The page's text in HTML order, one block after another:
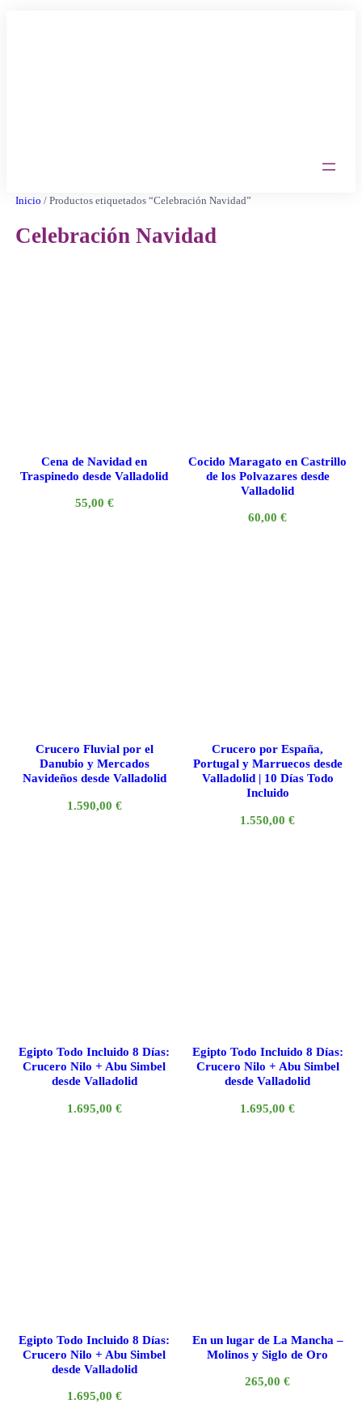
Inicio / Productos etiquetados “Celebración Navidad”
Celebración Navidad
Cena de Navidad en
Traspinedo desde Valladolid
55,00 €
Cocido Maragato en Castrillo
de los Polvazares desde
Valladolid
60,00€
Crucero Fluvial por el
Danubio y Mercados
Navideños desde Valladolid
1.590,00 €
Crucero por España,
Portugal y Marruecos desde
Valladolid | 10 Días Todo
Incluido
1.550,00€
Egipto Todo Incluido 8 Días:
Crucero Nilo + Abu Simbel
desde Valladolid
1.695,00 €
Egipto Todo Incluido 8 Días:
Crucero Nilo + Abu Simbel
desde Valladolid
1.695,00€
Egipto Todo Incluido 8 Días:
Crucero Nilo + Abu Simbel
desde Valladolid
1.695,00 €
En un lugar de La Mancha –
Molinos y Siglo de Oro
265,00€